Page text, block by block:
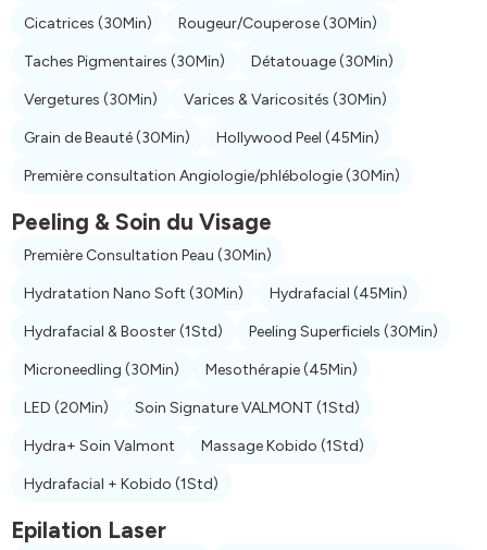
Cicatrices (30Min) Rougeur/Couperose(30Min)
Taches Pigmentaires (30Min) Détatouage(30Min)
Vergetures (30Min) Varices & Varicosités (30Min)
Grain de Beauté(30Min) Hollywood Peel (45Min)
Première consultation Angiologie/phlébologie(30Min)
Peeling & Soin du Visage
Première Consultation Peau (30Min)
Hydratation Nano Soft (30Min) Hydrafacial (45Min)
Hydrafacial & Booster(1Std) Peeling Superficiels (30Min)
Microneedling (30Min) Mesothérapie(45Min)
LED (20Min) Soin Signature VALMONT (1Std)
Hydra+ Soin Valmont Massage Kobido (1Std)
Hydrafacial + Kobido (1Std)
Epilation Laser